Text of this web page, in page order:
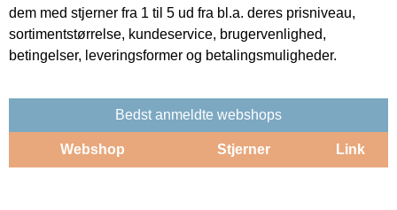
dem med stjerner fra 1 til 5 ud fra bl.a. deres prisniveau,
sortimentstørrelse, kundeservice, brugervenlighed,
betingelser, leveringsformer og betalingsmuligheder.
Bedst anmeldte webshops
Webshop Stjerner Link